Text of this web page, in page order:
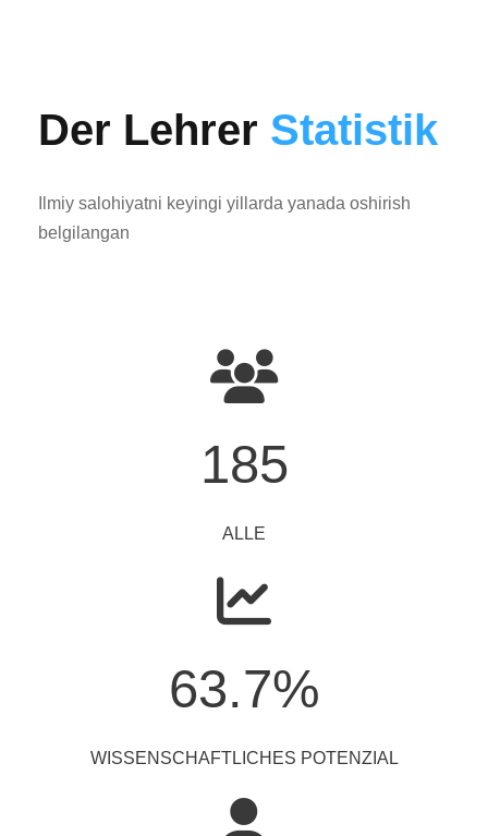
Der Lehrer Statistik
Ilmiy salohiyatni keyingi yillarda yanada oshirish
belgilangan
185
ALLE
63.7%
WISSENSCHAFTLICHES POTENZIAL